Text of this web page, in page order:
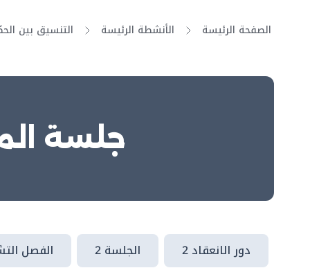
الصفحة الرئيسة الأنشطة الرئيسة
جلسة
دور الانعقاد 2 الجلسة 2 الفصل